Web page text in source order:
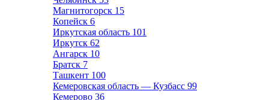
Магнитогорск 15
Копейск 6
Иркутская область 101
Иркутск 62
Ангарск 10
Братск 7
Ташкент 100
Кемеровская область — Кузбасс 99
Кемерово 36